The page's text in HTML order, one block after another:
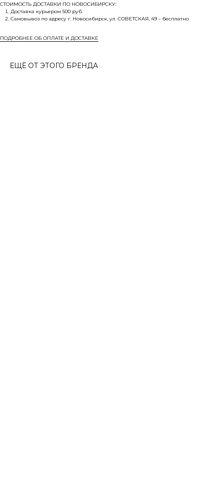
СТОИМОСТЬ ДОСТАВКИ ПО НОВОСИБИРСКУ:
Доставка курьером 500 руб.
Самовывоз по адресу г. Новосибирск, ул. СОВЕТСКАЯ, 49 – бесплатно
ПОДРОБНЕЕ ОБ ОПЛАТЕ И ДОСТАВКЕ
ЕЩЁ ОТ ЭТОГО БРЕНДА